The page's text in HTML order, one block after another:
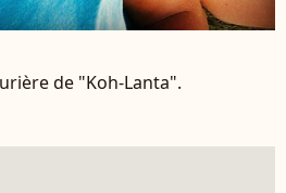
de "Koh-Lanta".